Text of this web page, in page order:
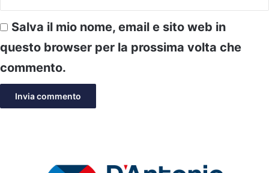
Salva il mio nome, email e sito web in
questo browser per la prossima volta che
commento.